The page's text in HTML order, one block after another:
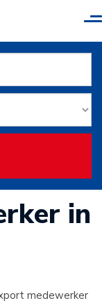
in
medewerker